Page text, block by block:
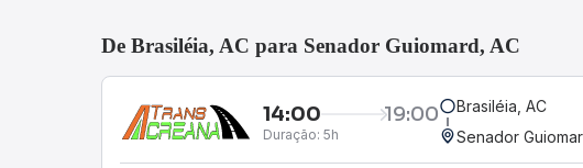
De Brasiléia, AC para Senador Guiomard, AC
14:00 19:00
Duração: 5h
Brasiléia, AC
Senador